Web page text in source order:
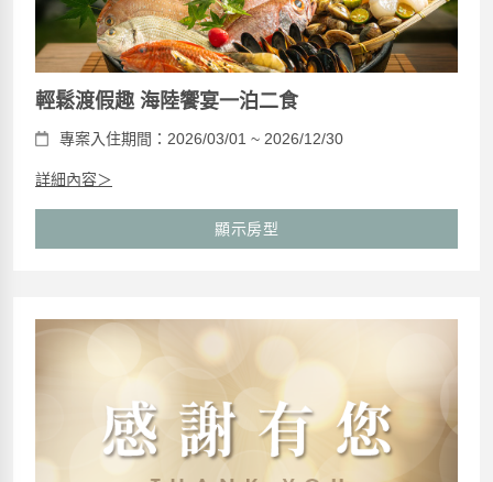
輕鬆渡假趣 海陸饗宴一泊二食
專案入住期間：2026/03/01 ~ 2026/12/30
詳細內容＞
顯示房型